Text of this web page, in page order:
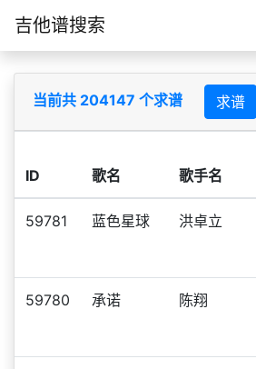
吉他谱搜索
当前共 204147 个求谱 求谱
ID 歌名 歌手名
59781 蓝色星球 洪卓立
59780 承诺 陈翔